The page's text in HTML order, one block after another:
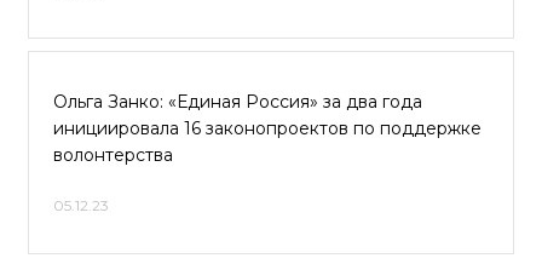
Ольга Занко: «Единая Россия» за два года
инициировала 16 законопроектов по поддержке
волонтерства
05.12.23